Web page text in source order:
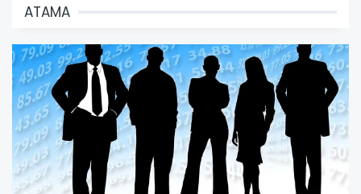
ATAMA